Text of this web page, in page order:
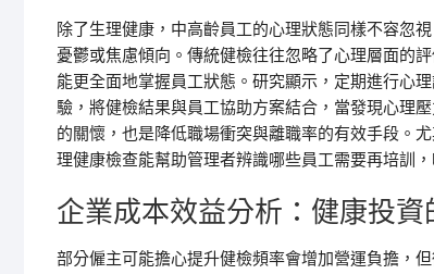
除了生理健康，中高齡員工的心理狀態同樣不容忽
憂鬱或焦慮傾向。傳統健檢往往忽略了心理層面的
能更全面地掌握員工狀態。研究顯示，定期進行心
驗，將健檢結果與員工協助方案結合，當發現心理
的關懷，也是降低職場衝突與離職率的有效手段。
理健康檢查能幫助管理者辨識哪些員工需要再培訓
企業成本效益分析：健康投資
部分僱主可能擔心提升健檢頻率會增加營運負擔，